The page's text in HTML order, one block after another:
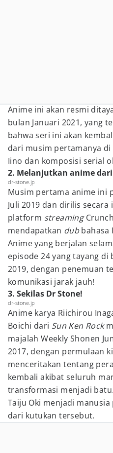
Anime ini akan resmi
bulan Januari 2021, yang
bahwa seri ini akan
dari musim pertamanya
Iino dan komposisi serial
2. Melanjutkan anime
dr-stone.jp
Musim pertama anime ini
Juli 2019 dan dirilis
platform streaming
mendapatkan dubbahasa
Anime yang berjalan
episode 24 yang tayang
2019, dengan penemuan
komunikasi jarak jauh!
3. Sekilas Dr Stone!
dr-stone.jp
Anime karya Riichirou
Boichi dari Sun Ken Rock
majalah Weekly Shonen
2017, dengan permulaan
menceritakan tentang
kembali akibat seluruh
transformasi menjadi
Taiju Oki menjadi
dari kutukan tersebut.